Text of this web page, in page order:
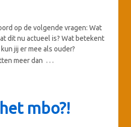
op de volgende vragen: Wat
dit nu actueel is? Wat betekent
jij er mee als ouder?
meer dan …
mbo?!